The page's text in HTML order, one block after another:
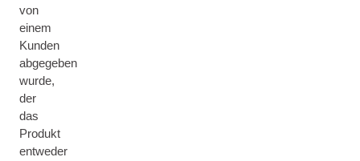
von
einem
Kunden
abgegeben
wurde,
der
das
Produkt
entweder